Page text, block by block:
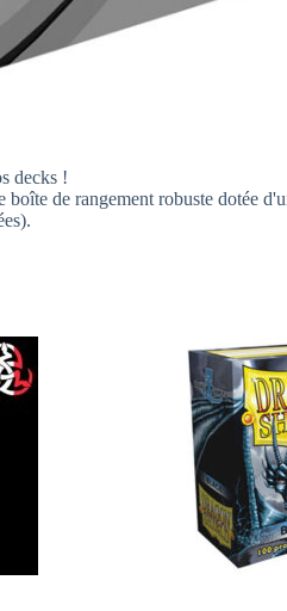
decks !
de rangement robuste dotée